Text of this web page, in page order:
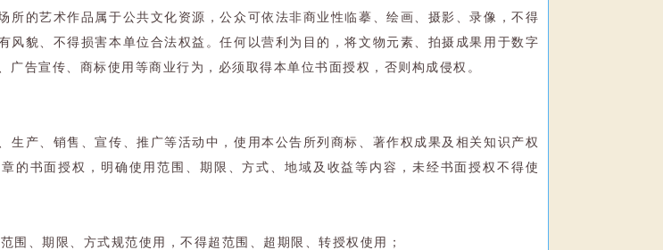
所的艺术作品属于公共文化资源，公众可依法非商业性临摹、绘画、摄影、录像，不得
风貌、不得损害本单位合法权益。任何以营利为目的，将文物元素、拍摄成果用于数字
广告宣传、商标使用等商业行为，必须取得本单位书面授权，否则构成侵权。
生产、销售、宣传、推广等活动中，使用本公告所列商标、著作权成果及相关知识产权
的书面授权，明确使用范围、期限、方式、地域及收益等内容，未经书面授权不得使
围、期限、方式规范使用，不得超范围、超期限、转授权使用；